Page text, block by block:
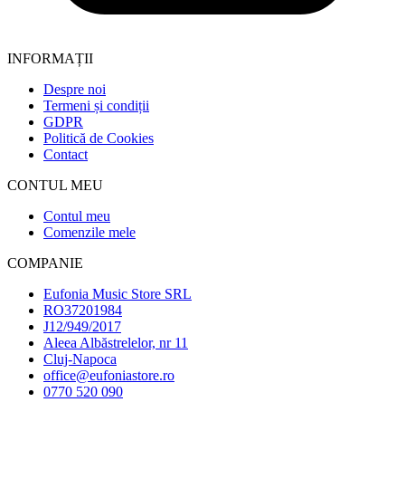
INFORMAȚII
Despre noi
Termeni și condiții
GDPR
Politică de Cookies
Contact
CONTUL MEU
Contul meu
Comenzile mele
COMPANIE
Eufonia Music Store SRL
RO37201984
J12/949/2017
Aleea Albăstrelelor, nr 11
Cluj-Napoca
office@eufoniastore.ro
0770 520 090